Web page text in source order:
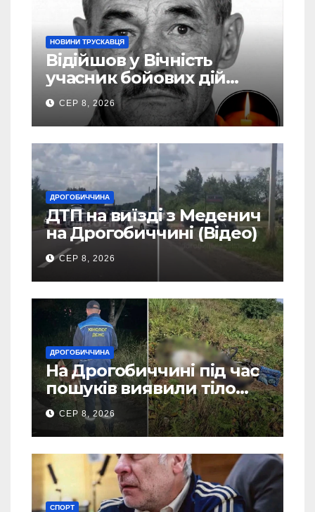
НОВИНИ ТРУСКАВЦЯ
Відійшов у Вічність
учасник бойових дій
Василь Іваникович зі
Станилі
СЕР 8, 2026
ДРОГОБИЧЧИНА
ДТП на виїзді з Меденич
на Дрогобиччині (Відео)
СЕР 8, 2026
ДРОГОБИЧЧИНА
На Дрогобиччині під час
пошуків виявили тіло
зниклого чоловіка (Фото)
СЕР 8, 2026
СПОРТ